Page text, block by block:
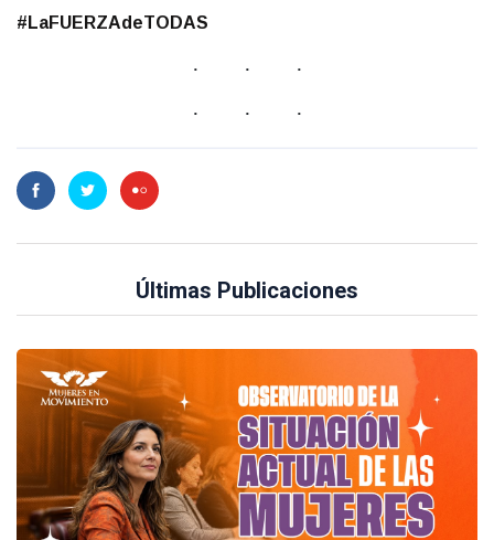
#LaFUERZAdeTODAS
Últimas Publicaciones